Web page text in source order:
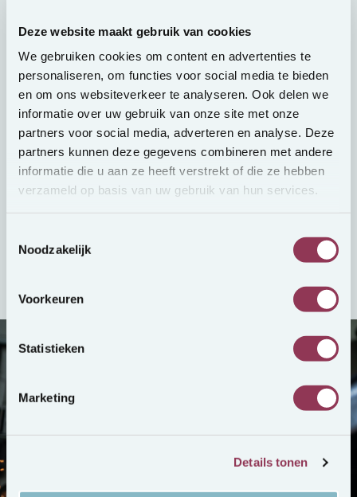
Deze website maakt gebruik van cookies
We gebruiken cookies om content en advertenties te
personaliseren, om functies voor social media te bieden
en om ons websiteverkeer te analyseren. Ook delen we
informatie over uw gebruik van onze site met onze
partners voor social media, adverteren en analyse. Deze
partners kunnen deze gegevens combineren met andere
informatie die u aan ze heeft verstrekt of die ze hebben
verzameld op basis van uw gebruik van hun services.
Noodzakelijk
Voorkeuren
Statistieken
Marketing
Details tonen
Sport
In de sport wordt gewerkt aan het ontwikkelen
van ontdekte talenten. Dat gebeurt ook binnen
CentralJob. We bieden kandidaten veel
mogelijkheden om zich verder te ontwikkelen.
Ook willen we sporters graag in de gelegenheid
stellen op het veld de beste prestaties neer te
zetten en een teamgevoel uit te stralen. Het is
belangrijk om een teamgevoel te creëren binnen
de jeugd wat extra versterkt wordt met eigen
o.a. eigen sportkleding.